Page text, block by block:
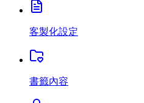
客製化設定
書籤內容